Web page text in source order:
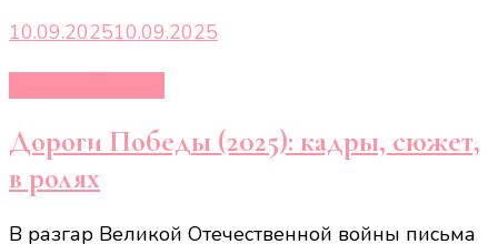
10.09.202510.09.2025
Дороги Победы (2025): кадры, сюжет,
в ролях
В разгар Великой Отечественной войны письма